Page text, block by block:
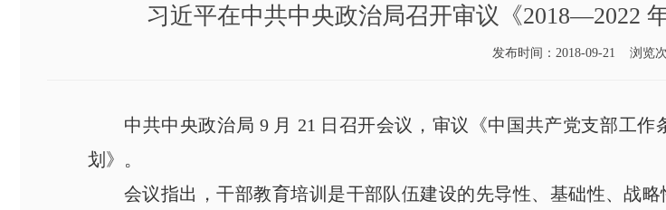
习近平在中共中央政治局召开审议《2018—2022
发布时间：2018-09-21 浏览
中共中央政治局 9 月 21 日召开会议，审议《中国共产党支部工
划》。
会议指出，干部教育培训是干部队伍建设的先导性、基础性、战